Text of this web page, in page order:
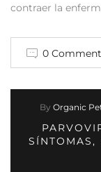
contraer la
0 Comment
By Organic
SÍNTOMAS,